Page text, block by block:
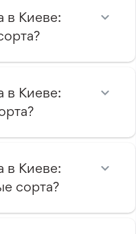
в Киеве:
в Киеве:
в Киеве:
сорта?